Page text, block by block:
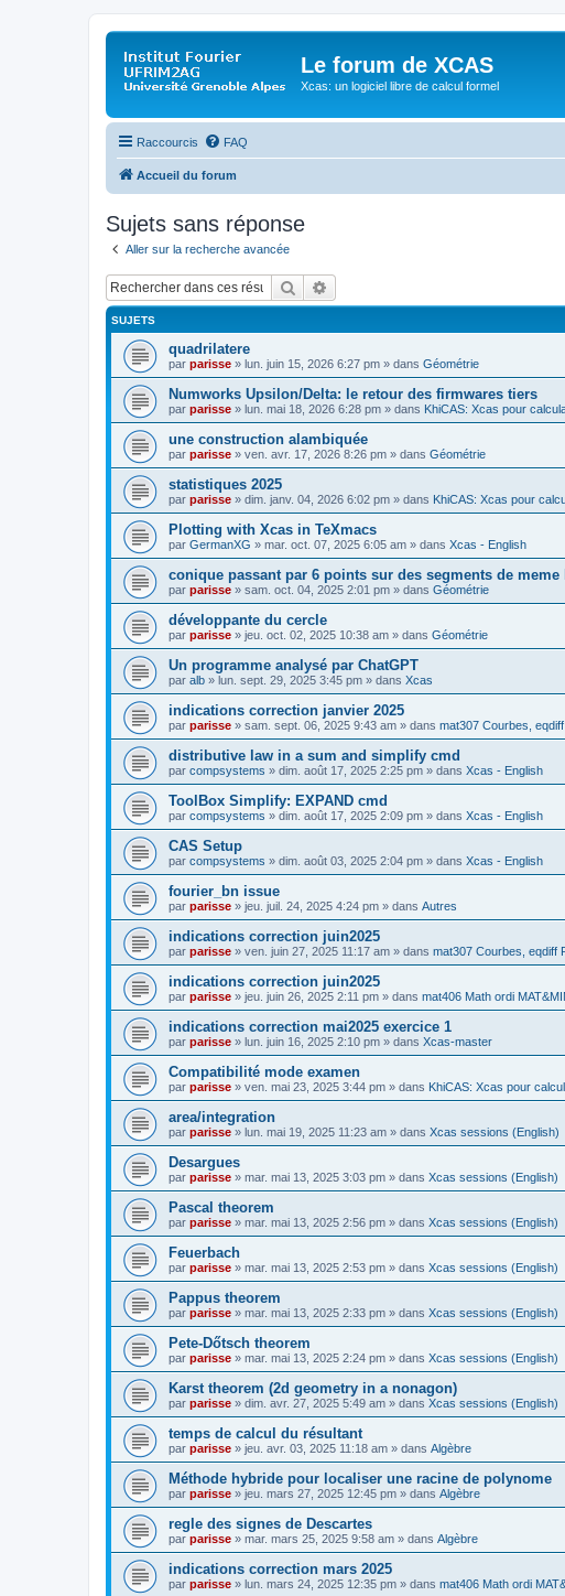
Le forum de XCAS
Xcas: un logiciel libre de calcul formel
Raccourcis FAQ
Accueil du forum
Sujets sans réponse
Aller sur la recherche avancée
Rechercher
SUJETS
quadrilatere
par parisse » lun. juin 15, 2026 6:27 pm » dans Géométrie
Numworks Upsilon/Delta: le retour des firmwares tiers
par parisse » lun. mai 18, 2026 6:28 pm » dans KhiCAS: Xcas pour
une construction alambiquée
par parisse » ven. avr. 17, 2026 8:26 pm » dans Géométrie
statistiques 2025
par parisse » dim. janv. 04, 2026 6:02 pm » dans KhiCAS: Xcas pour
Plotting with Xcas in TeXmacs
par GermanXG » mar. oct. 07, 2025 6:05 am » dans Xcas - English
conique passant par 6 points sur des segments de
par parisse » sam. oct. 04, 2025 2:01 pm » dans Géométrie
développante du cercle
par parisse » jeu. oct. 02, 2025 10:38 am » dans Géométrie
Un programme analysé par ChatGPT
par alb » lun. sept. 29, 2025 3:45 pm » dans Xcas
indications correction janvier 2025
par parisse » sam. sept. 06, 2025 9:43 am » dans mat307 Courbes,
distributive law in a sum and simplify cmd
par compsystems » dim. août 17, 2025 2:25 pm » dans Xcas - English
ToolBox Simplify: EXPAND cmd
par compsystems » dim. août 17, 2025 2:09 pm » dans Xcas - English
CAS Setup
par compsystems » dim. août 03, 2025 2:04 pm » dans Xcas - English
fourier_bn issue
par parisse » jeu. juil. 24, 2025 4:24 pm » dans Autres
indications correction juin2025
par parisse » ven. juin 27, 2025 11:17 am » dans mat307 Courbes, eqdiff
indications correction juin2025
par parisse » jeu. juin 26, 2025 2:11 pm » dans mat406 Math ordi
indications correction mai2025 exercice 1
par parisse » lun. juin 16, 2025 2:10 pm » dans Xcas-master
Compatibilité mode examen
par parisse » ven. mai 23, 2025 3:44 pm » dans KhiCAS: Xcas pour
area/integration
par parisse » lun. mai 19, 2025 11:23 am » dans Xcas sessions (English)
Desargues
par parisse » mar. mai 13, 2025 3:03 pm » dans Xcas sessions (English)
Pascal theorem
par parisse » mar. mai 13, 2025 2:56 pm » dans Xcas sessions (English)
Feuerbach
par parisse » mar. mai 13, 2025 2:53 pm » dans Xcas sessions (English)
Pappus theorem
par parisse » mar. mai 13, 2025 2:33 pm » dans Xcas sessions (English)
Pete-Dőtsch theorem
par parisse » mar. mai 13, 2025 2:24 pm » dans Xcas sessions (English)
Karst theorem (2d geometry in a nonagon)
par parisse » dim. avr. 27, 2025 5:49 am » dans Xcas sessions (English)
temps de calcul du résultant
par parisse » jeu. avr. 03, 2025 11:18 am » dans Algèbre
Méthode hybride pour localiser une racine de polynome
par parisse » jeu. mars 27, 2025 12:45 pm » dans Algèbre
regle des signes de Descartes
par parisse » mar. mars 25, 2025 9:58 am » dans Algèbre
indications correction mars 2025
par parisse » lun. mars 24, 2025 12:35 pm » dans mat406 Math ordi